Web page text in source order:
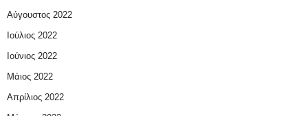
Αύγουστος 2022
Ιούλιος 2022
Ιούνιος 2022
Μάιος 2022
Απρίλιος 2022